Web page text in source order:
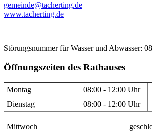
gemeinde@tacherting.de
www.tacherting.de
Störungsnummer für Wasser und Abwasser:
Öffnungszeiten des Rathauses
Montag 08:00 - 12:00 Uhr
Dienstag
08:00 - 12:00 Uhr
Mittwoch